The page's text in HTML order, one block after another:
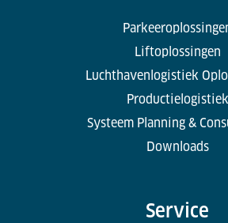
Liftoplossingen
Luchthavenlogistiek
Productielogistiek
Systeem Planning &
Downloads
Service